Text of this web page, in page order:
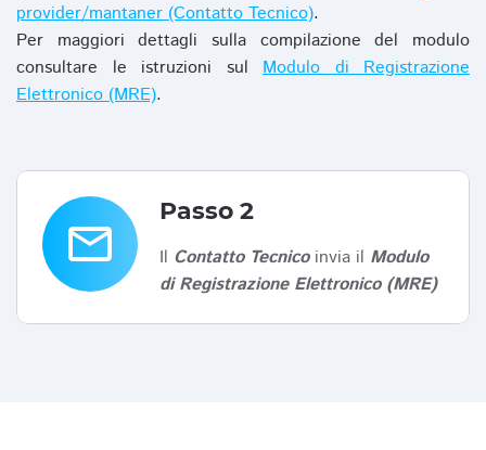
provider/mantaner (Contatto Tecnico).
Per maggiori dettagli sulla compilazione del modulo
consultare le istruzioni sul Modulo di Registrazione
Elettronico (MRE).
email
Passo 2
Il Contatto Tecnicoinvia il Modulo
di Registrazione Elettronico (MRE)